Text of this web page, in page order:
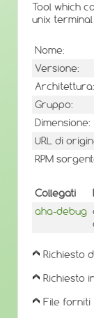
Tool which
unix
Nome:
Versione:
Architettura:
Gruppo:
Dimensione:
URL di
RPM
Collegati
aha-debug
Richiesto
Richiesto
File forniti